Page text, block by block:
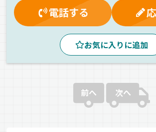
厚生年金
保養所有 マイカー通勤可
表彰制度
財形貯蓄制度 昇給
資格
深夜手当 昼 夕方 朝
地場 ドライブレコーダー
電話する
お気に入りに追加
前へ 次へ